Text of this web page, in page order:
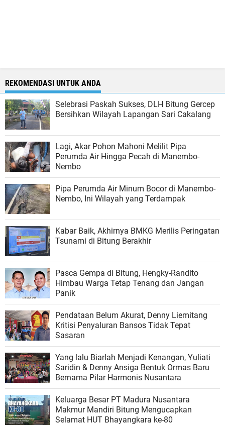
REKOMENDASI UNTUK ANDA
Selebrasi Paskah Sukses, DLH Bitung Gercep
Bersihkan Wilayah Lapangan Sari Cakalang
Lagi, Akar Pohon Mahoni Melilit Pipa
Perumda Air Hingga Pecah di Manembo-
Nembo
Pipa Perumda Air Minum Bocor di Manembo-
Nembo, Ini Wilayah yang Terdampak
Kabar Baik, Akhirnya BMKG Merilis Peringatan
Tsunami di Bitung Berakhir
Pasca Gempa di Bitung, Hengky-Randito
Himbau Warga Tetap Tenang dan Jangan
Panik
Pendataan Belum Akurat, Denny Liemitang
Kritisi Penyaluran Bansos Tidak Tepat
Sasaran
Yang lalu Biarlah Menjadi Kenangan, Yuliati
Saridin & Denny Ansiga Bentuk Ormas Baru
Bernama Pilar Harmonis Nusantara
Keluarga Besar PT Madura Nusantara
Makmur Mandiri Bitung Mengucapkan
Selamat HUT Bhayangkara ke-80